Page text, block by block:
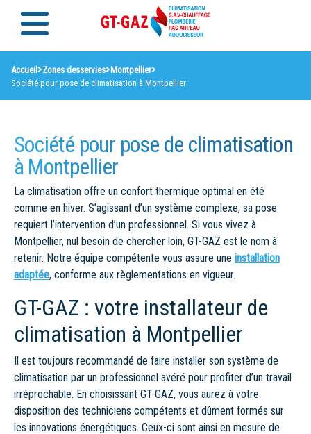
Accueil Zones desservies Montpellier
Société pour pose de climatisation à Montpellier
Société pour pose de climatisation
à Montpellier
La climatisation offre un confort thermique optimal en été
comme en hiver. S’agissant d’un système complexe, sa pose
requiert l’intervention d’un professionnel. Si vous vivez à
Montpellier, nul besoin de chercher loin, GT-GAZ est le nom à
retenir. Notre équipe compétente vous assure une installation
adaptée, conforme aux règlementations en vigueur.
GT-GAZ : votre installateur de
climatisation à Montpellier
Il est toujours recommandé de faire installer son système de
climatisation par un professionnel avéré pour profiter d’un travail
irréprochable. En choisissant GT-GAZ, vous aurez à votre
disposition des techniciens compétents et dûment formés sur
les innovations énergétiques. Ceux-ci sont ainsi en mesure de